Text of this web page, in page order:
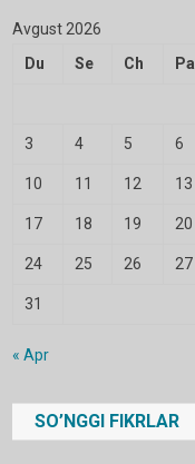
Avgust 2026
Du
Se Ch Pa
3 4 5 6
10 11 12 13
17 18 19 20
24 25 26 27
31
« Apr
SO’NGGI FIKRLAR